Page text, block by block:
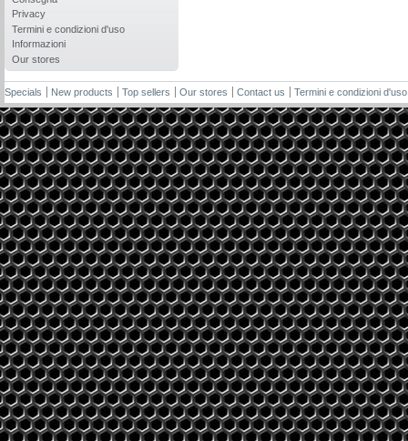
Privacy
Termini e condizioni d'uso
Informazioni
Our stores
Specials New products Top sellers Our stores Contact us Termini e condizioni d'uso